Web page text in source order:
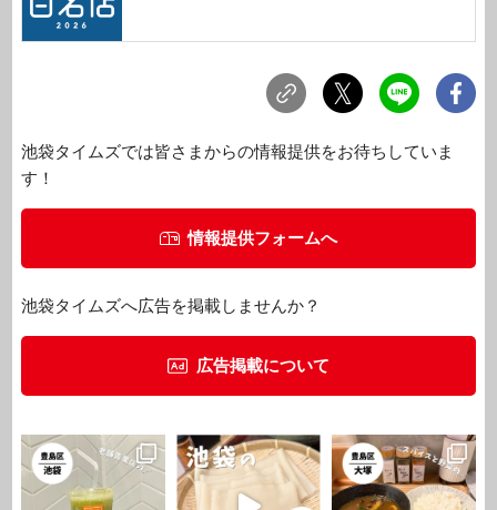
池袋タイムズでは皆さまからの情報提供をお待ちしていま
す！
情報提供フォームへ
池袋タイムズへ広告を掲載しませんか？
広告掲載について